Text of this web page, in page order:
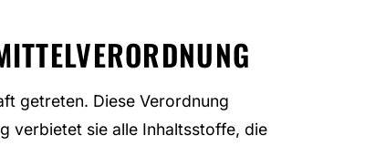
getreten. Diese Verordnung
verbietet sie alle Inhaltsstoffe, die